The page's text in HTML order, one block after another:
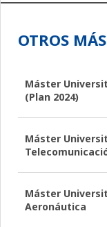
OTROS
Máster
(Plan 2024)
Máster
Máster
Aeronáutica